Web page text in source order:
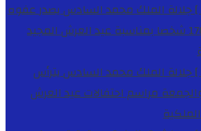
جلالة الملك محمد السادس يصدر عفوه
جلالة الملك محمد السادس يترأس
مراسم احتفالات عيد العرش